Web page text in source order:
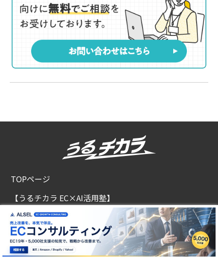
TOPページ
【うるチカラ EC×AI活用塾】
AIニュース
EC×AI活用
EC・WEBノウハウ